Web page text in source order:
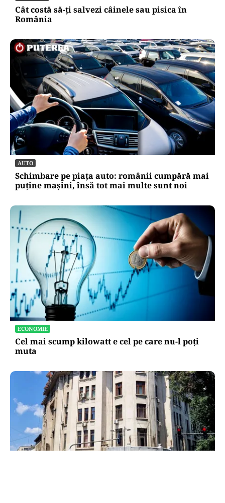
Cât costă să-ți salvezi câinele sau pisica în
România
AUTO
Schimbare pe piața auto: românii cumpără mai
puține mașini, însă tot mai multe sunt noi
ECONOMIE
Cel mai scump kilowatt e cel pe care nu-l poți
muta